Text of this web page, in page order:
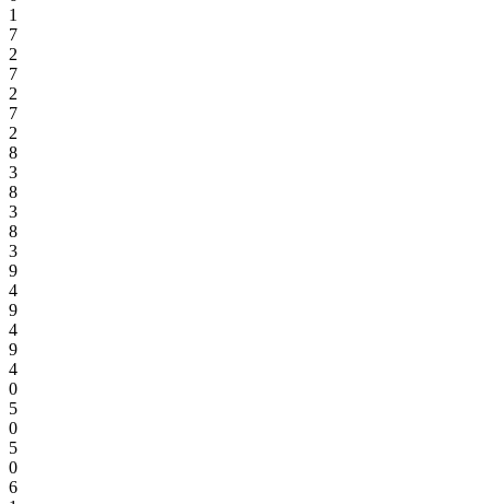
1
7
2
7
2
7
2
8
3
8
3
8
3
9
4
9
4
9
4
0
5
0
5
0
6